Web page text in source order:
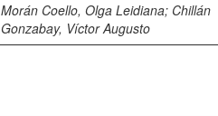
Morán Coello, Olga Leidiana; Chillán
Gonzabay, Víctor Augusto